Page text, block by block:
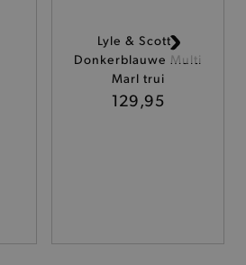
Lyle & Scott -
Donkerblauwe Multi
Marl trui
129,95